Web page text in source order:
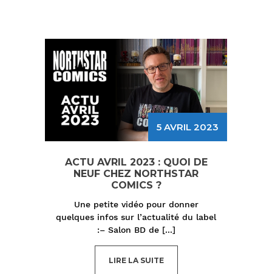
5 AVRIL 2023
ACTU AVRIL 2023 : QUOI DE
NEUF CHEZ NORTHSTAR
COMICS ?
Une petite vidéo pour donner
quelques infos sur l’actualité du label
:– Salon BD de [...]
LIRE LA SUITE